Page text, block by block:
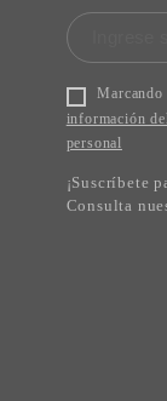
información
personal
¡Suscríbete
Consulta